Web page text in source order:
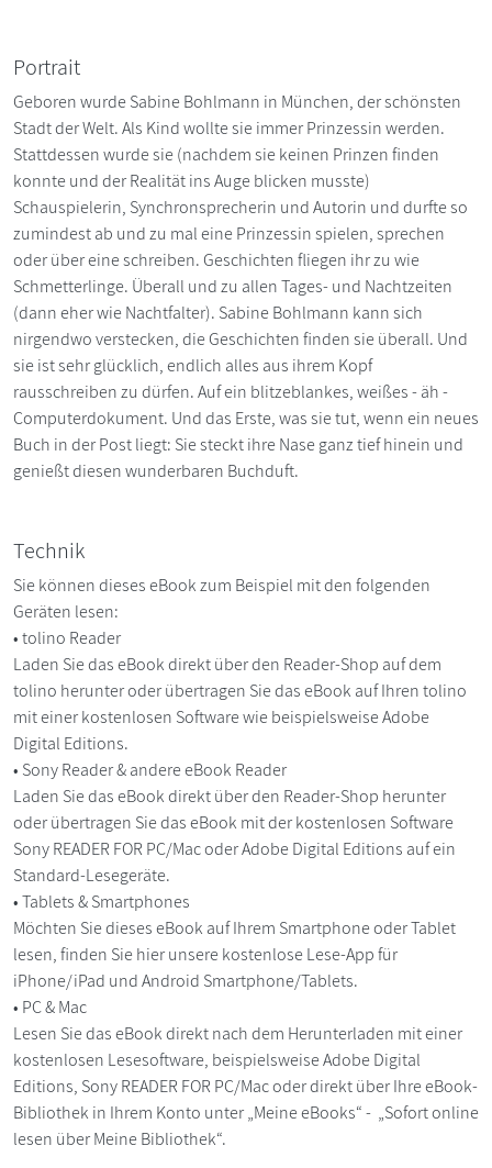
Portrait
Geboren wurde Sabine Bohlmann in München, der schönsten
Stadt der Welt. Als Kind wollte sie immer Prinzessin werden.
Stattdessen wurde sie (nachdem sie keinen Prinzen finden
konnte und der Realität ins Auge blicken musste)
Schauspielerin, Synchronsprecherin und Autorin und durfte so
zumindest ab und zu mal eine Prinzessin spielen, sprechen
oder über eine schreiben. Geschichten fliegen ihr zu wie
Schmetterlinge. Überall und zu allen Tages- und Nachtzeiten
(dann eher wie Nachtfalter). Sabine Bohlmann kann sich
nirgendwo verstecken, die Geschichten finden sie überall. Und
sie ist sehr glücklich, endlich alles aus ihrem Kopf
rausschreiben zu dürfen. Auf ein blitzeblankes, weißes - äh -
Computerdokument. Und das Erste, was sie tut, wenn ein neues
Buch in der Post liegt: Sie steckt ihre Nase ganz tief hinein und
genießt diesen wunderbaren Buchduft.
Technik
Sie können dieses eBook zum Beispiel mit den folgenden
Geräten lesen:
• tolino Reader
Laden Sie das eBook direkt über den Reader-Shop auf dem
tolino herunter oder übertragen Sie das eBook auf Ihren tolino
mit einer kostenlosen Software wie beispielsweise Adobe
Digital Editions.
• Sony Reader & andere eBook Reader
Laden Sie das eBook direkt über den Reader-Shop herunter
oder übertragen Sie das eBook mit der kostenlosen Software
Sony READER FOR PC/Mac oder Adobe Digital Editions auf ein
Standard-Lesegeräte.
• Tablets & Smartphones
Möchten Sie dieses eBook auf Ihrem Smartphone oder Tablet
lesen, finden Sie hier unsere kostenlose Lese-App für
iPhone/iPad und Android Smartphone/Tablets.
• PC & Mac
Lesen Sie das eBook direkt nach dem Herunterladen mit einer
kostenlosen Lesesoftware, beispielsweise Adobe Digital
Editions, Sony READER FOR PC/Mac oder direkt über Ihre eBook-
Bibliothek in Ihrem Konto unter „Meine eBooks“ - „Sofort online
lesen über Meine Bibliothek“.